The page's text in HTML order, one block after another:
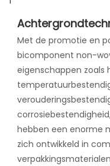
Met de promotie en
bicomponent non-
eigenschappen zoals
hebben een enorme
zich ontwikkeld in